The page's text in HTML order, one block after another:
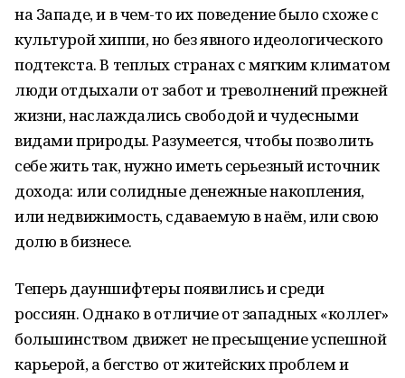
на Западе, и в чем-то их поведение было схоже с
культурой хиппи, но без явного идеологического
подтекста. В теплых странах с мягким климатом
люди отдыхали от забот и треволнений прежней
жизни, наслаждались свободой и чудесными
видами природы. Разумеется, чтобы позволить
себе жить так, нужно иметь серьезный источник
дохода: или солидные денежные накопления,
или недвижимость, сдаваемую в наём, или свою
долю в бизнесе.
Теперь дауншифтеры появились и среди
россиян. Однако в отличие от западных «коллег»
большинством движет не пресыщение успешной
карьерой, а бегство от житейских проблем и